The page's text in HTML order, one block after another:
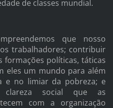
de classes mundial.
que nosso
trabalhadores; contribuir
formações políticas, táticas
eles um mundo para além
e no limiar da pobreza; e
social que as
com a organização